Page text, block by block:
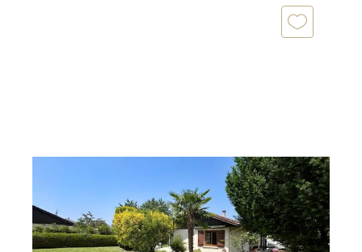
, 4 pièces
Ref : 152140
Maison à vendre